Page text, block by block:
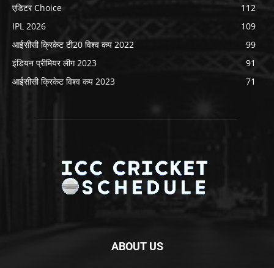
एडिटर Choice
112
IPL 2026
109
आईसीसी क्रिकेट टी20 विश्व कप 2022
99
इंडियन प्रीमियर लीग 2023
91
आईसीसी क्रिकेट विश्व कप 2023
71
ABOUT US